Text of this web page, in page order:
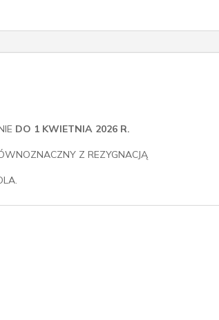
DO 1 KWIETNIA 2026 R.
Z REZYGNACJĄ